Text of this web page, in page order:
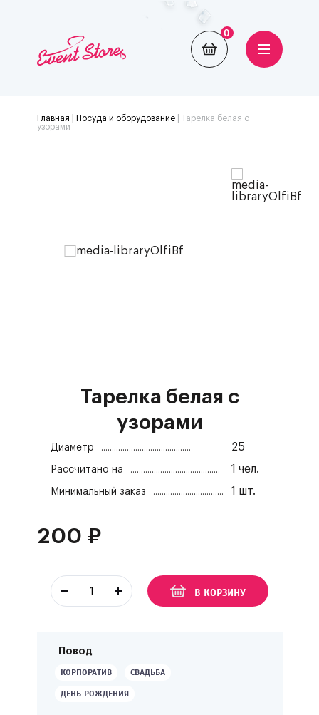
0
Главная | Посуда и оборудование| Тарелка белая с
узорами
Повод
КОРПОРАТИВ СВАДЬБА
ДЕНЬ РОЖДЕНИЯ
Тарелка белая с
узорами
Диаметр 25
Рассчитано на 1 чел.
Минимальный заказ 1 шт.
200 ₽
В КОРЗИНУ